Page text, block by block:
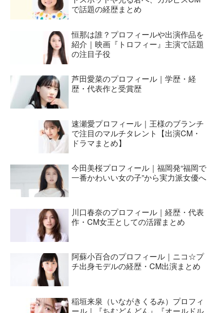
で話題の経歴まとめ
恒那は誰？プロフィールや出演作品を
紹介｜映画『トロフィー』主演で話題
の注目子役
芦田愛菜のプロフィール｜学歴・経
歴・代表作と受賞歴
速瀬愛プロフィール｜王様のブランチ
で注目のマルチタレント【出演CM・
ドラマまとめ】
今田美桜プロフィール｜福岡発“福岡で
一番かわいい女の子”から実力派女優へ
川口春奈のプロフィール｜経歴・代表
作・CM女王としての活躍まとめ
阿蘇小百合のプロフィール｜ニコ☆プ
チ出身モデルの経歴・CM出演まとめ
稲垣来泉（いながきくるみ）プロフィ
ール｜『ちむどんどん』『オールドル